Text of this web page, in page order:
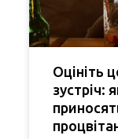
Оцініть
зустріч: